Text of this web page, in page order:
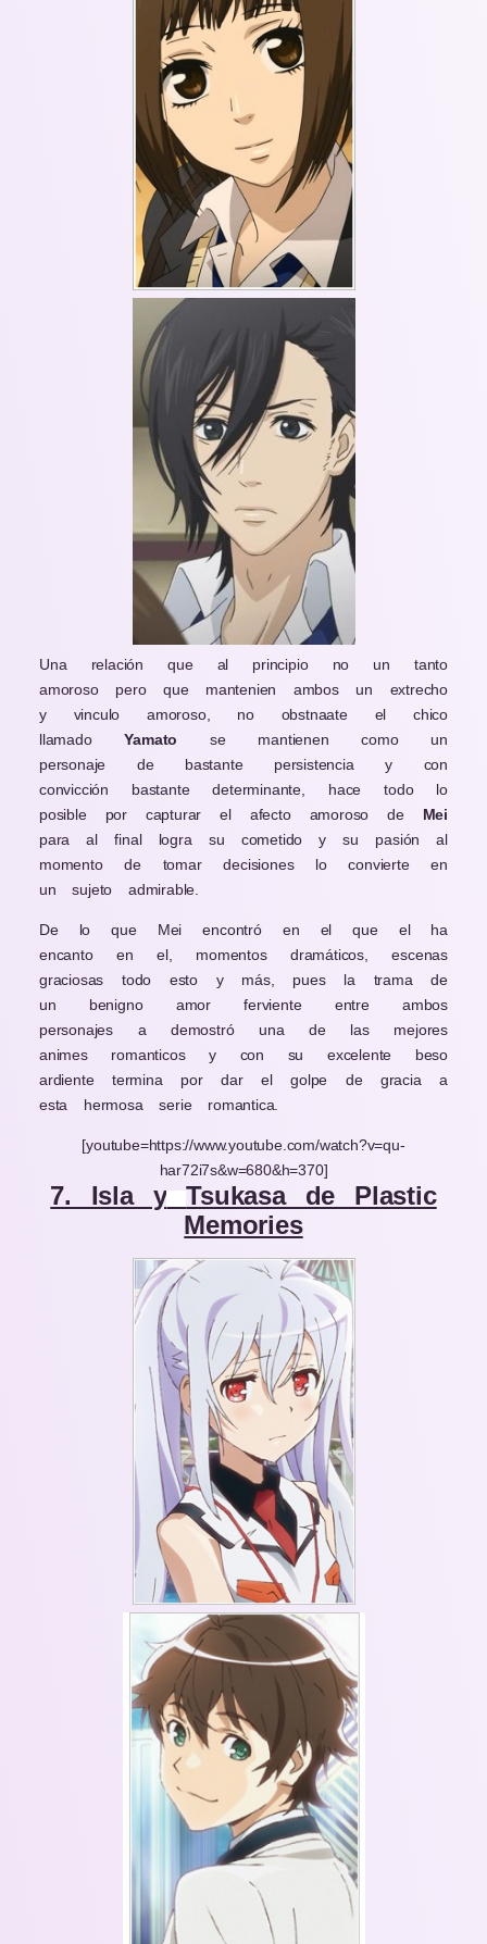
Una relación que al principio no un tanto
amoroso pero que mantenien ambos un extrecho
y vinculo amoroso, no obstnaate el chico
llamadoYamato se mantienen como un
personaje de bastante persistencia y con
convicción bastante determinante, hace todo lo
posible por capturar el afecto amoroso de Mei
para al final logra su cometido y su pasión al
momento de tomar decisiones lo convierte en
un sujeto admirable.
De lo que Mei encontró en el que el ha
encanto en el, momentos dramáticos, escenas
graciosas todo esto y más, pues la trama de
un benigno amor ferviente entre ambos
personajes a demostró una de las mejores
animes romanticos y con su excelente beso
ardiente termina por dar el golpe de gracia a
esta hermosa serie romantica.
[youtube=https://www.youtube.com/watch?v=qu-
har72i7s&w=680&h=370]
7. Isla y
Tsukasa de Plastic
Memories